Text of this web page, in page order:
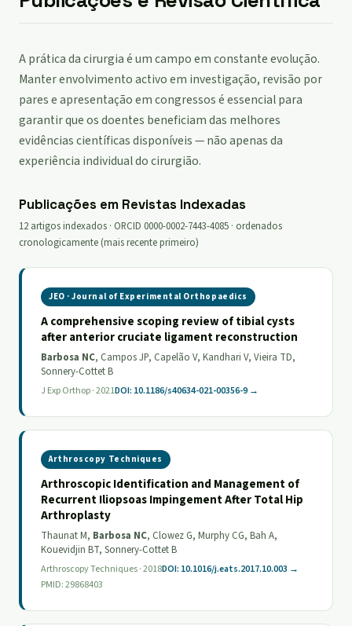
A prática da cirurgia é um campo em constante evolução.
Manter envolvimento activo em investigação, revisão por
pares e apresentação em congressos é essencial para
garantir que os doentes beneficiam das melhores
evidências científicas disponíveis — não apenas da
experiência individual do cirurgião.
Publicações em Revistas Indexadas
12 artigos indexados · ORCID 0000-0002-7443-4085 · ordenados
cronologicamente (mais recente primeiro)
JEO · Journal of Experimental Orthopaedics
A comprehensive scoping review of tibial cysts
after anterior cruciate ligament reconstruction
Barbosa NC, Campos JP, Capelão V, Kandhari V, Vieira TD,
Sonnery-Cottet B
J Exp Orthop · 2021DOI: 10.1186/s40634-021-00356-9 →
Arthroscopy Techniques
Arthroscopic Identification and Management of
Recurrent Iliopsoas Impingement After Total Hip
Arthroplasty
Thaunat M, Barbosa NC, Clowez G, Murphy CG, Bah A,
Kouevidjin BT, Sonnery-Cottet B
Arthroscopy Techniques · 2018DOI: 10.1016/j.eats.2017.10.003 →
PMID: 29868403